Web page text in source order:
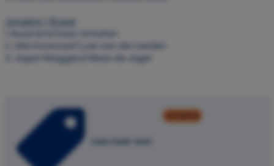
Jongens < 19 jaar
1. Ruud Arts/ Koen Scholten
2. Glen Korevaar/ Luuk van der Leeden
3. Joppe Wieggers/ Mees de Jager
Lees meer over: